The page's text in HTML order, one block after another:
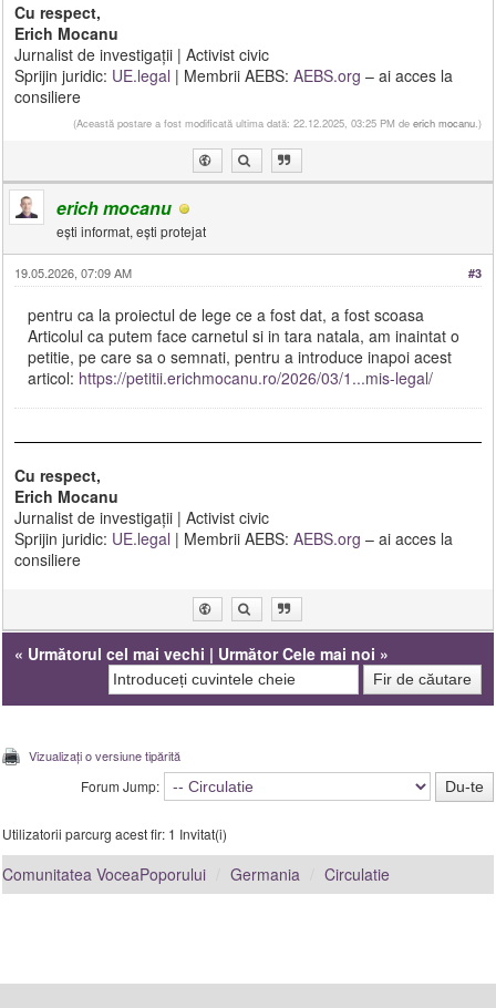
Cu respect,
Erich Mocanu
Jurnalist de investigații | Activist civic
Sprijin juridic: UE.legal | Membrii AEBS:AEBS.org – ai acces la
consiliere
(Această postare a fost modificată ultima dată: 22.12.2025, 03:25 PM de erich mocanu.)
erich mocanu
ești informat, ești protejat
#3
19.05.2026, 07:09 AM
pentru ca la proiectul de lege ce a fost dat, a fost scoasa
Articolul ca putem face carnetul si in tara natala, am inaintat o
petitie, pe care sa o semnati, pentru a introduce inapoi acest
articol: https://petitii.erichmocanu.ro/2026/03/1...mis-legal/
Cu respect,
Erich Mocanu
Jurnalist de investigații | Activist civic
Sprijin juridic: UE.legal | Membrii AEBS:AEBS.org – ai acces la
consiliere
« Următorul cel mai vechi | Următor Cele mai noi »
Vizualizați o versiune tipărită
Forum Jump:
Utilizatorii parcurg acest fir: 1 Invitat(i)
Comunitatea VoceaPoporului Germania Circulatie